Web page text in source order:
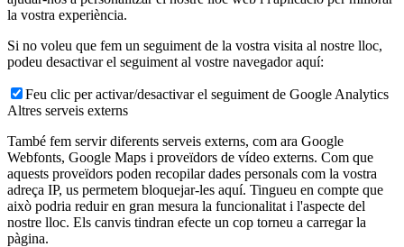
la vostra experiència.
Si no voleu que fem un seguiment de la vostra visita al nostre lloc,
podeu desactivar el seguiment al vostre navegador aquí:
Feu clic per activar/desactivar el seguiment de Google Analytics
Altres serveis externs
També fem servir diferents serveis externs, com ara Google
Webfonts, Google Maps i proveïdors de vídeo externs. Com que
aquests proveïdors poden recopilar dades personals com la vostra
adreça IP, us permetem bloquejar-les aquí. Tingueu en compte que
això podria reduir en gran mesura la funcionalitat i l'aspecte del
nostre lloc. Els canvis tindran efecte un cop torneu a carregar la
pàgina.